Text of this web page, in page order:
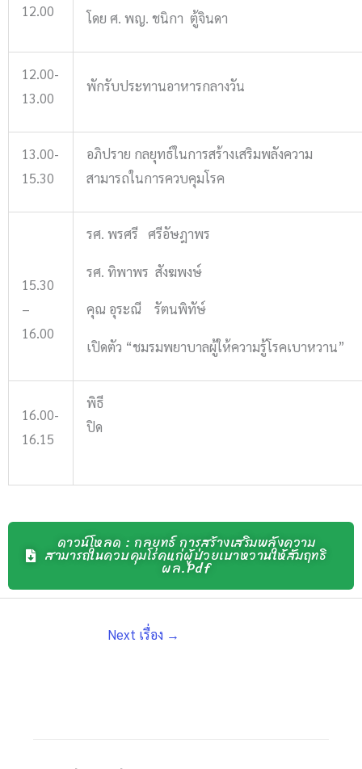
12.00 โดย ศ. พญ. ชนิกา ตู้จินดา
12.00-
13.00
พักรับประทานอาหารกลางวัน
13.00-
15.30
อภิปราย กลยุทธ์ในการสร้างเสริมพลังความ
สามารถในการควบคุมโรค
15.30
–
16.00
รศ. พรศรี ศรีอัษฎาพร
รศ. ทิพาพร สังฆพงษ์
คุณ อุระณี รัตนพิทัษ์
เปิดตัว “ชมรมพยาบาลผู้ให้ความรู้โรคเบาหวาน”
16.00-
16.15
พิธี
ปิด
ดาวน์โหลด : กลยุทธ์ การสร้างเสริมพลังความ
สามารถในควบคุมโรคแก่ผู้ป่วยเบาหวานให้สัมฤทธิ
ผล.pdf
Next เรื่อง →